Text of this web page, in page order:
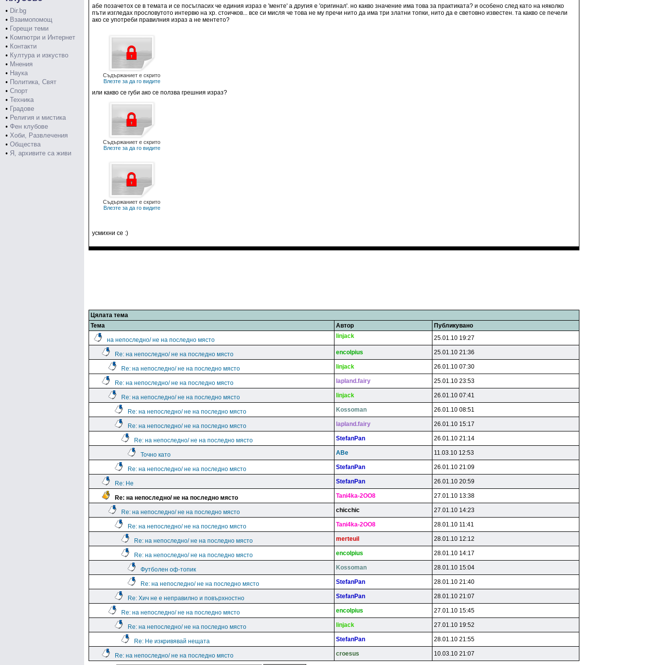
• Dir.bg
• Взаимопомощ
• Горещи теми
• Компютри и Интернет
• Контакти
• Култура и изкуство
• Мнения
• Наука
• Политика, Свят
• Спорт
• Техника
• Градове
• Религия и мистика
• Фен клубове
• Хоби, Развлечения
• Общества
• Я, архивите са живи
абе позачетох се в темата и се посъгласих че единия израз е 'менте' а другия е 'оригинал'. но какво значение има това за практиката? и особено след като на няколко
пъти изгледах прословутото интервю на хр. стоичков... все си мисля че това не му пречи нито да има три златни топки, нито да е световно известен. та какво се печели
ако се употреби правилния израз а не ментето?
Съдържаниет е скрито
Влезте за да го видите
или какво се губи ако се ползва грешния израз?
Съдържаниет е скрито
Влезте за да го видите
Съдържаниет е скрито
Влезте за да го видите
усмихни се :)
Цялата тема
Тема
Автор Публикувано
на непоследно/ не на последно място
linjack 25.01.10 19:27
Re: на непоследно/ не на последно място encolpius 25.01.10 21:36
Re: на непоследно/ не на последно място linjack 26.01.10 07:30
Re: на непоследно/ не на последно място lapland.fairy 25.01.10 23:53
Re: на непоследно/ не на последно място linjack 26.01.10 07:41
Re: на непоследно/ не на последно място Kossoman 26.01.10 08:51
Re: на непоследно/ не на последно място lapland.fairy 26.01.10 15:17
Re: на непоследно/ не на последно място StefanPan 26.01.10 21:14
Точно като ABe 11.03.10 12:53
Re: на непоследно/ не на последно място StefanPan 26.01.10 21:09
Re: Не StefanPan 26.01.10 20:59
Re: на непоследно/ не на последно място Tani4ka-2OO8 27.01.10 13:38
Re: на непоследно/ не на последно място chicchic 27.01.10 14:23
Re: на непоследно/ не на последно място Tani4ka-2OO8 28.01.10 11:41
Re: на непоследно/ не на последно място merteuil 28.01.10 12:12
Re: на непоследно/ не на последно място encolpius 28.01.10 14:17
Футболен оф-топик Kossoman 28.01.10 15:04
Re: на непоследно/ не на последно място StefanPan 28.01.10 21:40
Re: Хич не е неправилно и повърхностно StefanPan 28.01.10 21:07
Re: на непоследно/ не на последно място encolpius 27.01.10 15:45
Re: на непоследно/ не на последно място linjack 27.01.10 19:52
Re: Не изкривявай нещата StefanPan 28.01.10 21:55
Re: на непоследно/ не на последно място croesus 10.03.10 21:07